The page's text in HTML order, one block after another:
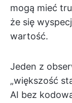
mogą mieć
że się
wartość.
Jeden z
„większość
AI bez